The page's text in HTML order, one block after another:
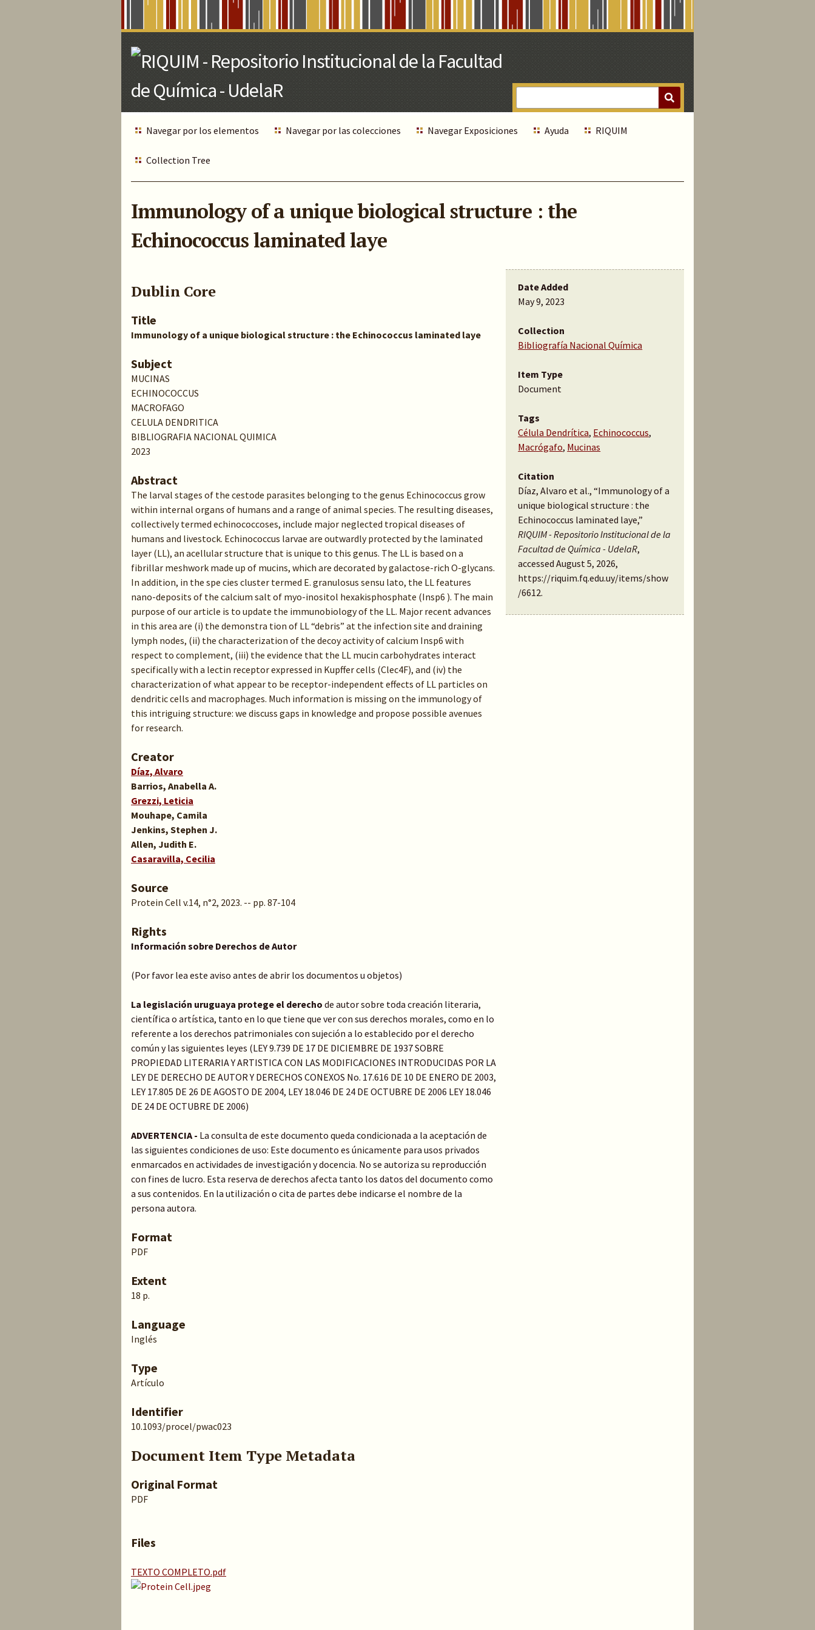
Navegar por los elementos Navegar por las colecciones Navegar Exposiciones Ayuda RIQUIM
Collection Tree
Immunology of a unique biological structure : the
Echinococcus laminated laye
Dublin Core
Title
Immunology of a unique biological structure : the Echinococcus laminated laye
Subject
MUCINAS
ECHINOCOCCUS
MACROFAGO
CELULA DENDRITICA
BIBLIOGRAFIA NACIONAL QUIMICA
2023
Abstract
The larval stages of the cestode parasites belonging to the genus Echinococcus grow
within internal organs of humans and a range of animal species. The resulting diseases,
collectively termed echinococcoses, include major neglected tropical diseases of
humans and livestock. Echinococcus larvae are outwardly protected by the laminated
layer (LL), an acellular structure that is unique to this genus. The LL is based on a
fibrillar meshwork made up of mucins, which are decorated by galactose-rich O-glycans.
In addition, in the spe cies cluster termed E. granulosus sensu lato, the LL features
nano-deposits of the calcium salt of myo-inositol hexakisphosphate (Insp6 ). The main
purpose of our article is to update the immunobiology of the LL. Major recent advances
in this area are (i) the demonstra tion of LL “debris” at the infection site and draining
lymph nodes, (ii) the characterization of the decoy activity of calcium Insp6 with
respect to complement, (iii) the evidence that the LL mucin carbohydrates interact
specifically with a lectin receptor expressed in Kupffer cells (Clec4F), and (iv) the
characterization of what appear to be receptor-independent effects of LL particles on
dendritic cells and macrophages. Much information is missing on the immunology of
this intriguing structure: we discuss gaps in knowledge and propose possible avenues
for research.
Creator
Díaz, Alvaro
Barrios, Anabella A.
Grezzi, Leticia
Mouhape, Camila
Jenkins, Stephen J.
Allen, Judith E.
Casaravilla, Cecilia
Source
Protein Cell v.14, n°2, 2023. -- pp. 87-104
Rights
Información sobre Derechos de Autor
(Por favor lea este aviso antes de abrir los documentos u objetos)
La legislación uruguaya protege el derecho de autor sobre toda creación literaria,
científica o artística, tanto en lo que tiene que ver con sus derechos morales, como en lo
referente a los derechos patrimoniales con sujeción a lo establecido por el derecho
común y las siguientes leyes (LEY 9.739 DE 17 DE DICIEMBRE DE 1937 SOBRE
PROPIEDAD LITERARIA Y ARTISTICA CON LAS MODIFICACIONES INTRODUCIDAS POR LA
LEY DE DERECHO DE AUTOR Y DERECHOS CONEXOS No. 17.616 DE 10 DE ENERO DE 2003,
LEY 17.805 DE 26 DE AGOSTO DE 2004, LEY 18.046 DE 24 DE OCTUBRE DE 2006 LEY 18.046
DE 24 DE OCTUBRE DE 2006)
ADVERTENCIA - La consulta de este documento queda condicionada a la aceptación de
las siguientes condiciones de uso: Este documento es únicamente para usos privados
enmarcados en actividades de investigación y docencia. No se autoriza su reproducción
con fines de lucro. Esta reserva de derechos afecta tanto los datos del documento como
a sus contenidos. En la utilización o cita de partes debe indicarse el nombre de la
persona autora.
Format
PDF
Extent
18 p.
Language
Inglés
Type
Artículo
Identifier
10.1093/procel/pwac023
Document Item Type Metadata
Original Format
PDF
Files
TEXTO COMPLETO.pdf
Date Added
May 9, 2023
Collection
Bibliografía Nacional Química
Item Type
Document
Tags
Célula Dendrítica, Echinococcus,
Macrógafo, Mucinas
Citation
Díaz, Alvaro et al., “Immunology of a
unique biological structure : the
Echinococcus laminated laye,”
RIQUIM - Repositorio Institucional de la
Facultad de Química - UdelaR,
accessed August 5, 2026,
https://riquim.fq.edu.uy/items/show
/6612.